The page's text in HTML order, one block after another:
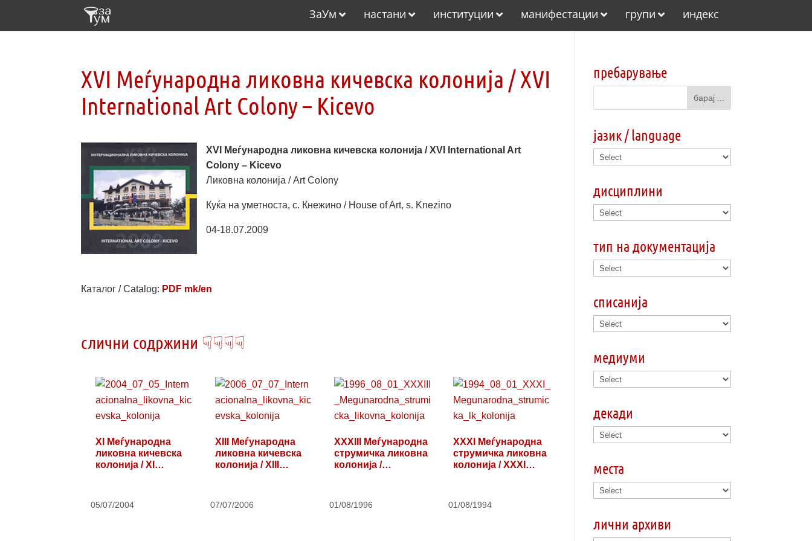
ЗаУм настани институции манифестации групи индекс
XVI Меѓународна ликовна кичевска колонија / XVI
International Art Colony – Kicevo
XVI Меѓународна ликовна кичевска колонија / XVI International Art
Colony – Kicevo
Ликовна колонија / Art Colony
Куќа на уметноста, с. Кнежино / House of Art, s. Knezino
04-18.07.2009
Каталог / Catalog: PDF mk/en
слични содржини ☟☟☟☟
XI Меѓународна
ликовна кичевска
колонија / XI…
05/07/2004
XIII Меѓународна
ликовна кичевска
колонија / XIII…
07/07/2006
XXXIII Меѓународна
струмичка ликовна
колонија /…
01/08/1996
XXXI Меѓународна
струмичка ликовна
колонија / XXXI…
01/08/1994
пребарување
јазик / language
дисциплини
тип на документација
списанија
медиуми
декади
места
лични архиви